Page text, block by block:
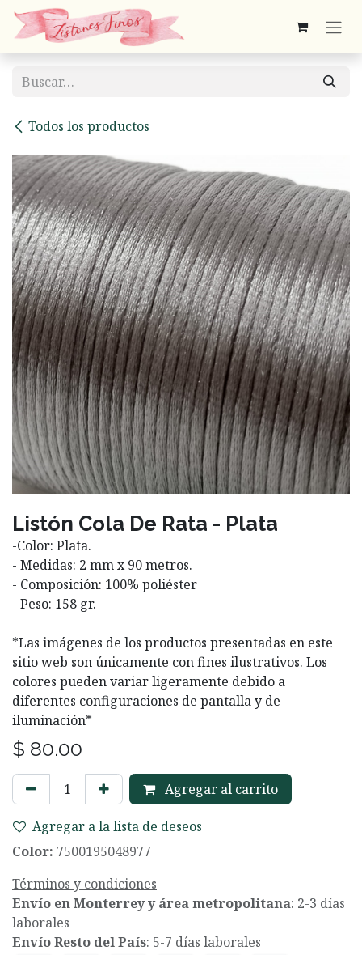
Ir al contenido
Todos los productos
Listón Cola De Rata - Plata
-Color: Plata.
- Medidas: 2 mm x 90 metros.
- Composición: 100% poliéster
- Peso: 158 gr.
*Las imágenes de los productos presentadas en este
sitio web son únicamente con fines ilustrativos. Los
colores pueden variar ligeramente debido a
diferentes configuraciones de pantalla y de
iluminación*
$ 80.00
Agregar al carrito
Agregar a la lista de deseos
Color: 7500195048977
Términos y condiciones
Envío en Monterrey y área metropolitana: 2-3 días
laborales
Envío Resto del País: 5-7 días laborales